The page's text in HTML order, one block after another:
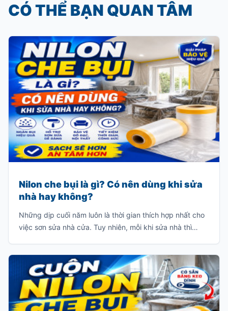
CÓ THỂ BẠN QUAN TÂM
Nilon che bụi là gì? Có nên dùng khi sửa
nhà hay không?
Những dịp cuối năm luôn là thời gian thích hợp nhất cho
việc sơn sửa nhà cửa. Tuy nhiên, mỗi khi sửa nhà thì
v.v…